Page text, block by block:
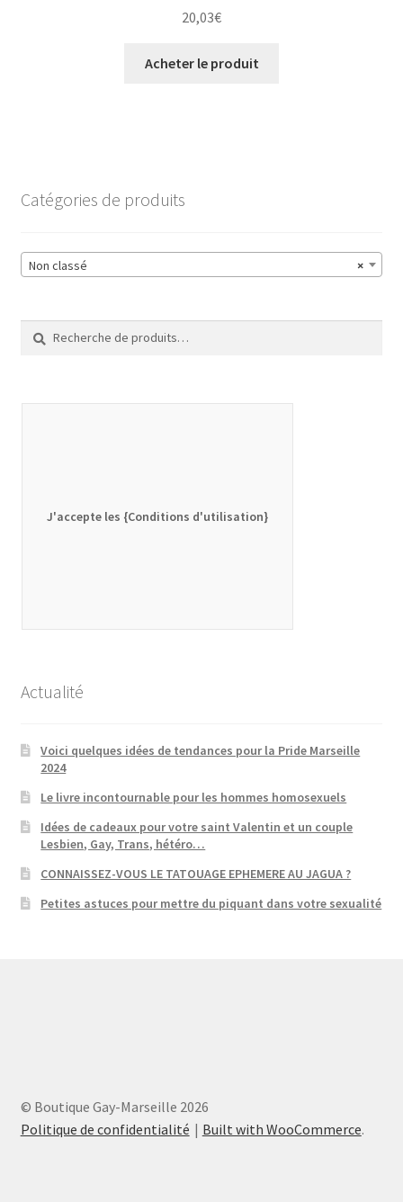
20,03€
Acheter le produit
Catégories de produits
×
Non classé
pour :
J'accepte les {Conditions d'utilisation}
Actualité
Voici quelques idées de tendances pour la Pride Marseille
2024
Le livre incontournable pour les hommes homosexuels
Idées de cadeaux pour votre saint Valentin et un couple
Lesbien, Gay, Trans, hétéro…
CONNAISSEZ-VOUS LE TATOUAGE EPHEMERE AU JAGUA ?
Petites astuces pour mettre du piquant dans votre sexualité
© Boutique Gay-Marseille 2026
Politique de confidentialité
Built with WooCommerce.